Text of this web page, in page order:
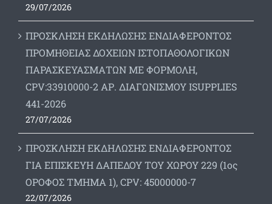
29/07/2026
ΠΡΟΣΚΛΗΣΗ ΕΚΔΗΛΩΣΗΣ ΕΝΔΙΑΦΕΡΟΝΤΟΣ
ΠΡΟΜΗΘΕΙΑΣ ΔΟΧΕΙΩΝ ΙΣΤΟΠΑΘΟΛΟΓΙΚΩΝ
ΠΑΡΑΣΚΕΥΑΣΜΑΤΩΝ ΜΕ ΦΟΡΜΟΛΗ,
CPV:33910000-2 ΑΡ. ΔΙΑΓΩΝΙΣΜΟΥ ΙSUPPLIES
441-2026
27/07/2026
ΠΡΟΣΚΛΗΣΗ ΕΚΔΗΛΩΣΗΣ ΕΝΔΙΑΦΕΡΟΝΤΟΣ
ΓΙΑ ΕΠΙΣΚΕΥΗ ΔΑΠΕΔΟΥ ΤΟΥ ΧΩΡΟΥ 229 (1ος
ΟΡΟΦΟΣ ΤΜΗΜΑ 1), CPV: 45000000-7
22/07/2026